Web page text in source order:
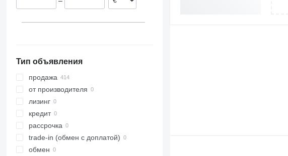
соусов
Тип объявления
продажа
от производителя
лизинг
кредит
рассрочка
trade-in (обмен с доплатой)
обмен